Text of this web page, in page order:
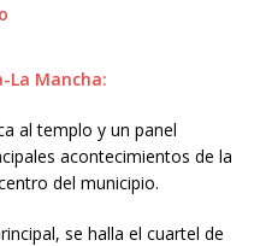
La Mancha:
al templo y un panel
acontecimientos de la
del municipio.
se halla el cuartel de